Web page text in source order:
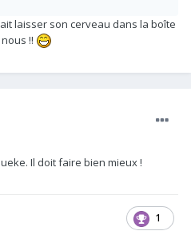
laisser son cerveau dans la boîte
!!
Il doit faire bien mieux !
1